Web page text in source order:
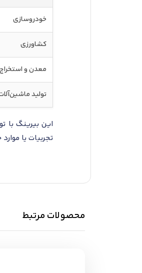
خودروسازی
کشاورزی
معدن و استخراج
تولید
این بیرینگ با
تجربیات یا
محصولات مرتبط